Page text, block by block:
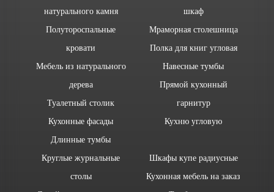
натурального камня
Полутороспальные
кровати
Мебель из натурального
дерева
Туалетный столик
Кухонные фасады
Длинные тумбы
шкаф
Мраморная столешница
Полка для книг угловая
Навесные тумбы
Прямой кухонный
гарнитур
Кухню угловую
Круглые журнальные
столы
Шкафы купе радиусные
Кухонная мебель на заказ